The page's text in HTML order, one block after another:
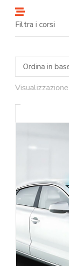
Filtra i corsi